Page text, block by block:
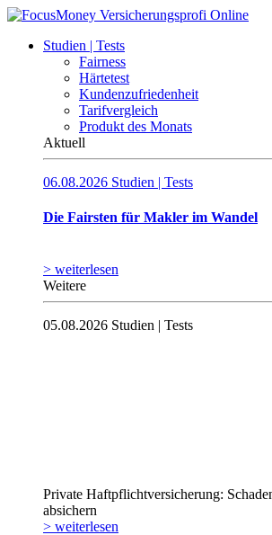
Studien | Tests
Fairness
Härtetest
Kundenzufriedenheit
Tarifvergleich
Produkt des Monats
Aktuell
06.08.2026 Studien | Tests
Die Fairsten für Makler im Wandel
> weiterlesen
Weitere
05.08.2026 Studien | Tests
Private Haftpflicht­versicherung:
absichern
> weiterlesen